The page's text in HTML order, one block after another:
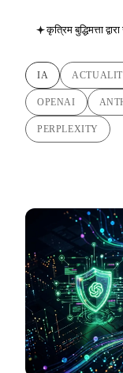
कृत्रिम बुद्धिमत्ता
IA
OPENAI
PERPLEXITY